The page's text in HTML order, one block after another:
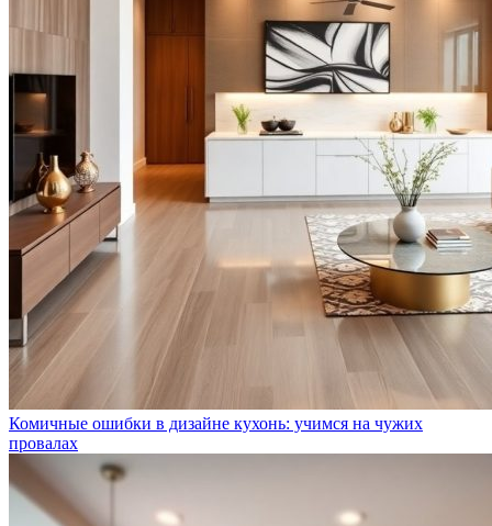
Комичные ошибки в дизайне кухонь: учимся на чужих
провалах